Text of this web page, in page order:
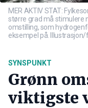
MER AKTIV STAT:
større grad må stimulere
omstilling, som
eksempel på.
SYNSPUNKT
Grønn
viktigste